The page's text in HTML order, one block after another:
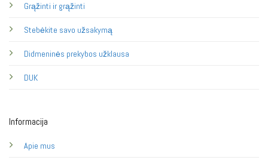
Grąžinti ir grąžinti
Stebėkite savo užsakymą
Didmeninės prekybos užklausa
DUK
Informacija
Apie mus